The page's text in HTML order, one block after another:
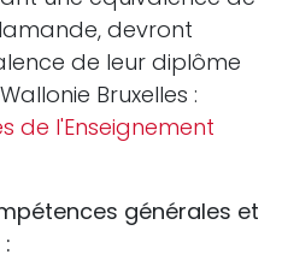
devront
de leur diplôme
Bruxelles :
de l'Enseignement
générales et